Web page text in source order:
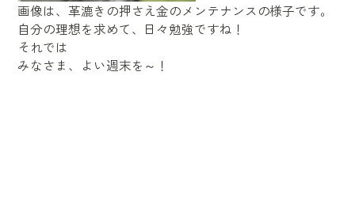
画像は、革漉きの押さえ金のメンテナンスの様子です。
自分の理想を求めて、日々勉強ですね！
それでは
みなさま、よい週末を～！